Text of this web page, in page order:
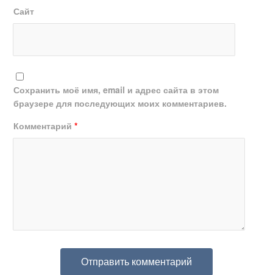
Сайт
Сохранить моё имя, email и адрес сайта в этом
браузере для последующих моих комментариев.
Комментарий*